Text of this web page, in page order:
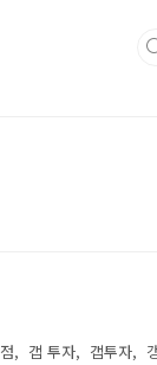
갭 투자 갭투자